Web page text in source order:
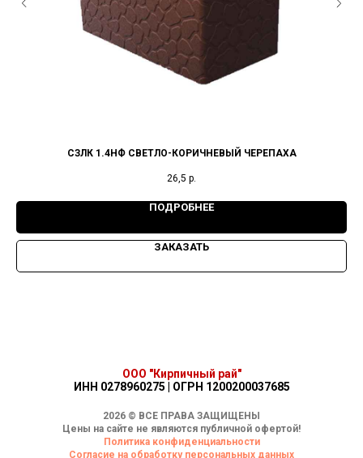
СЗЛК 1.4НФ СВЕТЛО-КОРИЧНЕВЫЙ ЧЕРЕПАХА
26,5 р.
ПОДРОБНЕЕ
ЗАКАЗАТЬ
ООО "Кирпичный рай"
ИНН 0278960275 | ОГРН 1200200037685
2026 © ВСЕ ПРАВА ЗАЩИЩЕНЫ
Цены на сайте не являются публичной офертой!
Политика конфиденциальности
Согласие на обработку персональных данных